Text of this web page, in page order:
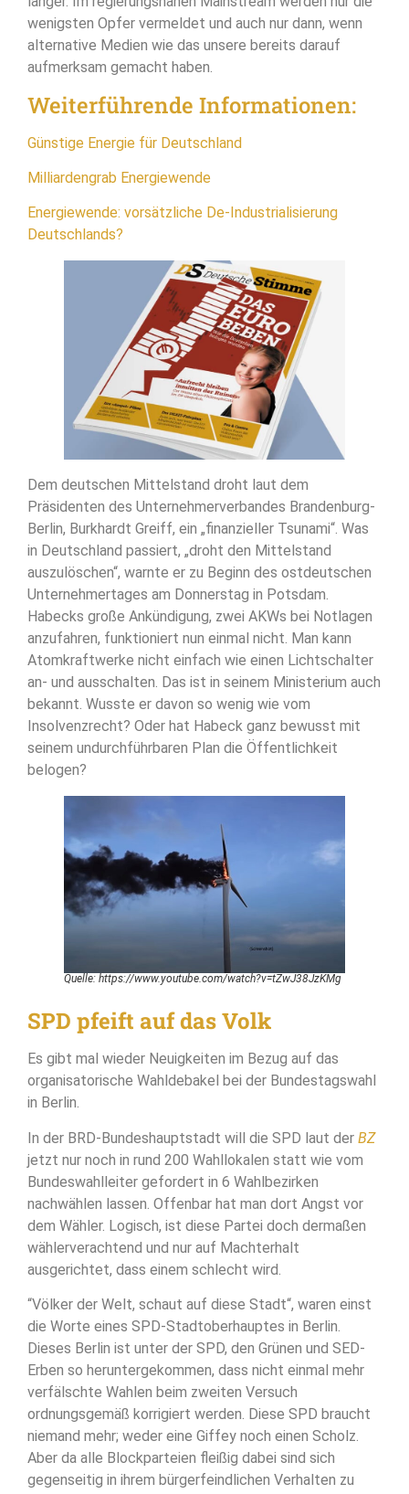
wenigsten Opfer vermeldet und auch nur dann, wenn
alternative Medien wie das unsere bereits darauf
aufmerksam gemacht haben.
Weiterführende Informationen:
Günstige Energie für Deutschland
Milliardengrab Energiewende
Energiewende: vorsätzliche De-Industrialisierung
Deutschlands?
Dem deutschen Mittelstand droht laut dem
Präsidenten des Unternehmerverbandes Brandenburg-
Berlin, Burkhardt Greiff, ein „finanzieller Tsunami“. Was
in Deutschland passiert, „droht den Mittelstand
auszulöschen“, warnte er zu Beginn des ostdeutschen
Unternehmertages am Donnerstag in Potsdam.
Habecks große Ankündigung, zwei AKWs bei Notlagen
anzufahren, funktioniert nun einmal nicht. Man kann
Atomkraftwerke nicht einfach wie einen Lichtschalter
an- und ausschalten. Das ist in seinem Ministerium auch
bekannt. Wusste er davon so wenig wie vom
Insolvenzrecht? Oder hat Habeck ganz bewusst mit
seinem undurchführbaren Plan die Öffentlichkeit
belogen?
Quelle: https://www.youtube.com/watch?v=tZwJ38JzKMg
SPD pfeift auf das Volk
Es gibt mal wieder Neuigkeiten im Bezug auf das
organisatorische Wahldebakel bei der Bundestagswahl
in Berlin.
In der BRD-Bundeshauptstadt will die SPD laut der BZ
jetzt nur noch in rund 200 Wahllokalen statt wie vom
Bundeswahlleiter gefordert in 6 Wahlbezirken
nachwählen lassen. Offenbar hat man dort Angst vor
dem Wähler. Logisch, ist diese Partei doch dermaßen
wählerverachtend und nur auf Machterhalt
ausgerichtet, dass einem schlecht wird.
“Völker der Welt, schaut auf diese Stadt“, waren einst
die Worte eines SPD-Stadtoberhauptes in Berlin.
Dieses Berlin ist unter der SPD, den Grünen und SED-
Erben so heruntergekommen, dass nicht einmal mehr
verfälschte Wahlen beim zweiten Versuch
ordnungsgemäß korrigiert werden. Diese SPD braucht
niemand mehr; weder eine Giffey noch einen Scholz.
Aber da alle Blockparteien fleißig dabei sind sich
gegenseitig in ihrem bürgerfeindlichen Verhalten zu